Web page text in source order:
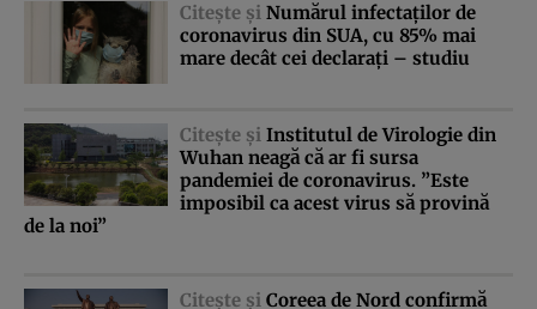
Citeşte şi Numărul infectaţilor de
coronavirus din SUA, cu 85% mai
mare decât cei declaraţi – studiu
Citeşte şi Institutul de Virologie din
Wuhan neagă că ar fi sursa
pandemiei de coronavirus. ”Este
imposibil ca acest virus să provină
de la noi”
Citeşte şi Coreea de Nord confirmă